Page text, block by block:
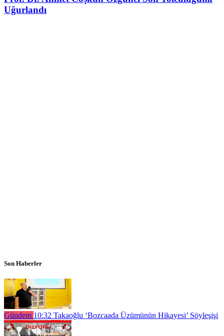
Uğurlandı
Son Haberler
Gündem 10:32 Takaoğlu ‘Bozcaada Üzümünün Hikayesi’ Söyleşişi